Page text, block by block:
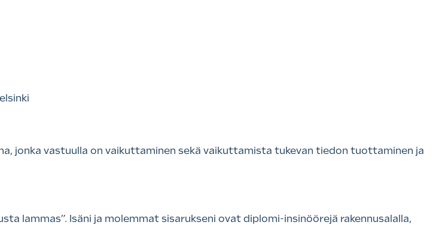
jonka vastuulla on vaikuttaminen sekä vaikuttamista tukevan tiedon tuottaminen ja
lammas”. Isäni ja molemmat sisarukseni ovat diplomi-insinöörejä rakennusalalla,